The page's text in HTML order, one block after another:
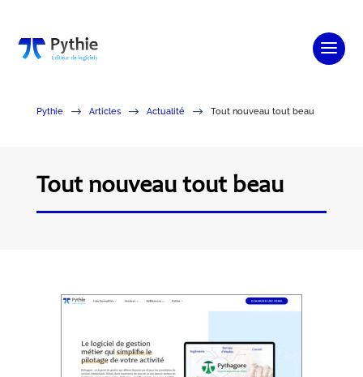
Pythie $ Articles $ Actualité $ Tout nouveau tout beau
Tout nouveau tout beau